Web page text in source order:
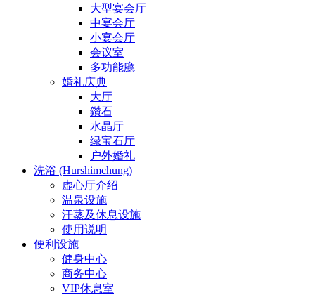
大型宴会厅
中宴会厅
小宴会厅
会议室
多功能廳
婚礼庆典
大厅
鑽石
水晶厅
绿宝石厅
户外婚礼
洗浴 (Hurshimchung)
虚心厅介绍
温泉设施
汗蒸及休息设施
使用说明
便利设施
健身中心
商务中心
VIP休息室